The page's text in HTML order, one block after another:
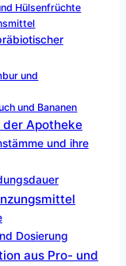
Hülsenfrüchte
und
und Bananen
der Apotheke
und ihre
Dosierung
aus Pro- und